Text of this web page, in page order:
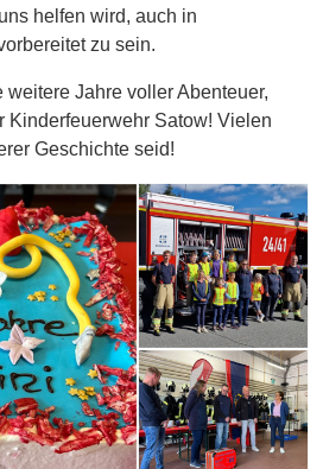
helfen wird, auch in
zu sein.
Jahre voller Abenteuer,
Kinderfeuerwehr Satow! Vielen
Geschichte seid!